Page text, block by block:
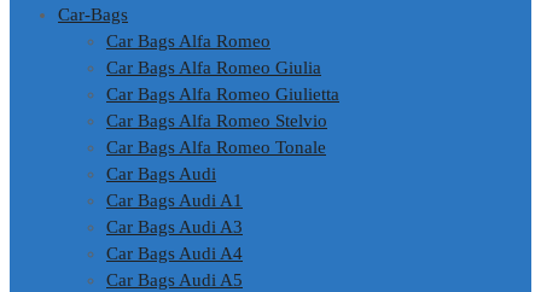
Car-Bags
Car Bags Alfa Romeo
Car Bags Alfa Romeo Giulia
Car Bags Alfa Romeo Giulietta
Car Bags Alfa Romeo Stelvio
Car Bags Alfa Romeo Tonale
Car Bags Audi
Car Bags Audi A1
Car Bags Audi A3
Car Bags Audi A4
Car Bags Audi A5